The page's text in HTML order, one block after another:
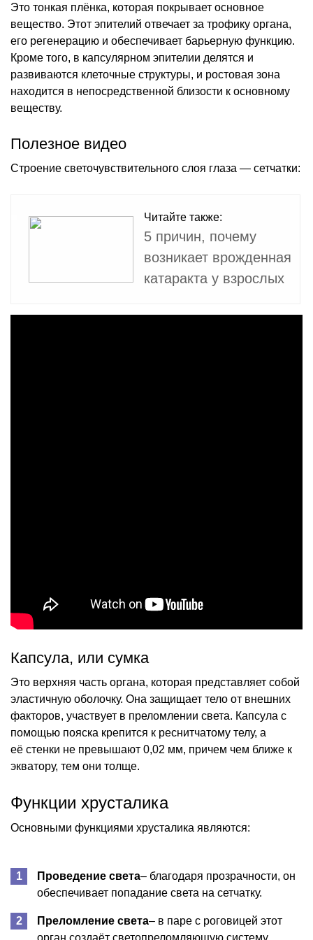
Это тонкая плёнка, которая покрывает основное
вещество. Этот эпителий отвечает за трофику органа,
его регенерацию и обеспечивает барьерную функцию.
Кроме того, в капсулярном эпителии делятся и
развиваются клеточные структуры, и ростовая зона
находится в непосредственной близости к основному
веществу.
Полезное видео
Строение светочувствительного слоя глаза — сетчатки:
Читайте также:
5 причин, почему
возникает врожденная
катаракта у взрослых
Капсула, или сумка
Это верхняя часть органа, которая представляет собой
эластичную оболочку. Она защищает тело от внешних
факторов, участвует в преломлении света. Капсула с
помощью пояска крепится к реснитчатому телу, а
её стенки не превышают 0,02 мм, причем чем ближе к
экватору, тем они толще.
Функции хрусталика
Основными функциями хрусталика являются:
Проведение света– благодаря прозрачности, он
обеспечивает попадание света на сетчатку.
Преломление света– в паре с роговицей этот
орган создаёт светопреломляющую систему.